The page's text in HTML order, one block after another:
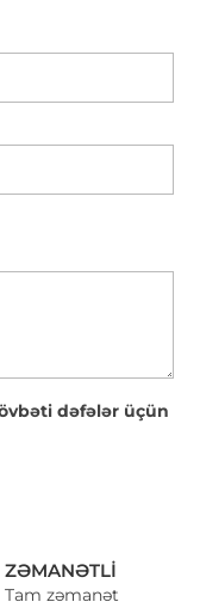
dəfələr üçün
ZƏMANƏTLI
Tam zəmanət